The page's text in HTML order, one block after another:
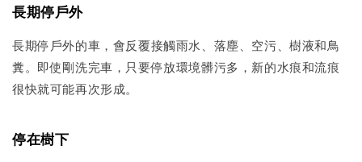
長期停戶外
長期停戶外的車，會反覆接觸雨水、落塵、空污、樹液和鳥
糞。即使剛洗完車，只要停放環境髒污多，新的水痕和流痕
很快就可能再次形成。
停在樹下